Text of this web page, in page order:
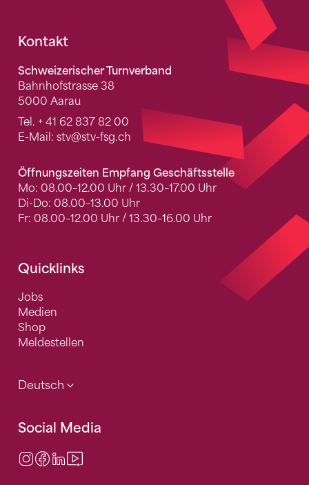
Fusszeile
Kontakt
Schweizerischer Turnverband
Bahnhofstrasse 38
5000 Aarau
Tel. + 41 62 837 82 00
E-Mail: stv@stv-fsg.ch
Öffnungszeiten Empfang Geschäftsstelle
Mo: 08.00–12.00 Uhr / 13.30–17.00 Uhr
Di-Do: 08.00–13.00 Uhr
Fr: 08.00–12.00 Uhr / 13.30–16.00 Uhr
Quicklinks
Jobs
Medien
Shop
Meldestellen
Deutsch
Social Media
Instagram
Facebook
LinkedIn